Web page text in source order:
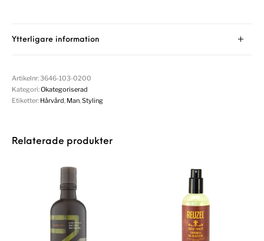
Ytterligare information
Artikelnr:3646-103-0200
Kategori:Okategoriserad
Etiketter: Hårvård Man ,Styling
Relaterade produkter